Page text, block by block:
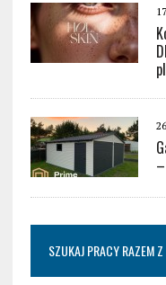
SZUKAJ PRACY RAZEM